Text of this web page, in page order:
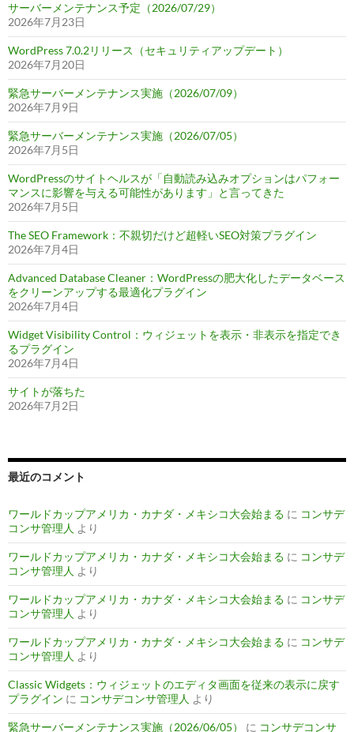
サーバーメンテナンス予定（2026/07/29）
2026年7月23日
WordPress 7.0.2リリース（セキュリティアップデート）
2026年7月20日
緊急サーバーメンテナンス実施（2026/07/09）
2026年7月9日
緊急サーバーメンテナンス実施（2026/07/05）
2026年7月5日
WordPressのサイトヘルスが「自動読み込みオプションはパフォー
マンスに影響を与える可能性があります」と言ってきた
2026年7月5日
The SEO Framework：不親切だけど超軽いSEO対策プラグイン
2026年7月4日
Advanced Database Cleaner：WordPressの肥大化したデータベース
をクリーンアップする最適化プラグイン
2026年7月4日
Widget Visibility Control：ウィジェットを表示・非表示を指定でき
るプラグイン
2026年7月4日
サイトが落ちた
2026年7月2日
最近のコメント
ワールドカップアメリカ・カナダ・メキシコ大会始まる に コンサデ
コンサ管理人 より
ワールドカップアメリカ・カナダ・メキシコ大会始まる に コンサデ
コンサ管理人 より
ワールドカップアメリカ・カナダ・メキシコ大会始まる に コンサデ
コンサ管理人 より
ワールドカップアメリカ・カナダ・メキシコ大会始まる に コンサデ
コンサ管理人 より
Classic Widgets：ウィジェットのエディタ画面を従来の表示に戻す
プラグイン に コンサデコンサ管理人 より
緊急サーバーメンテナンス実施（2026/06/05） に コンサデコンサ